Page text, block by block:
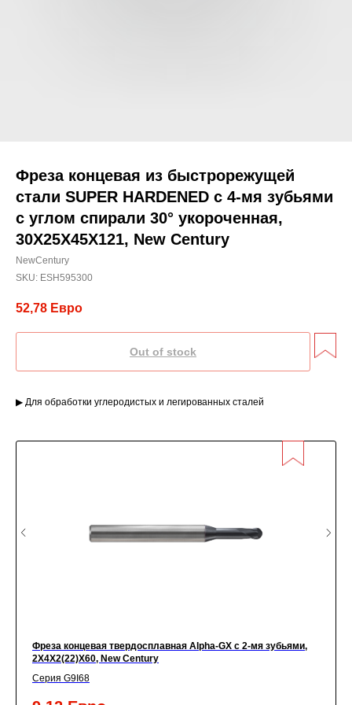
Фреза концевая из быстрорежущей
стали SUPER HARDENED с 4-мя зубьями
с углом спирали 30° укороченная,
30X25X45X121, New Century
NewCentury
SKU: ESH595300
52,78 Евро
Out of stock
▶ Для обработки углеродистых и легированных сталей
Фреза концевая твердосплавная Alpha-GX c 2-мя зубьями,
2X4X2(22)X60, New Century
Серия G9I68